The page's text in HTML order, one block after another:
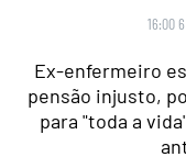
16:00
Ex-enfermeiro
pensão injusto,
para "toda a